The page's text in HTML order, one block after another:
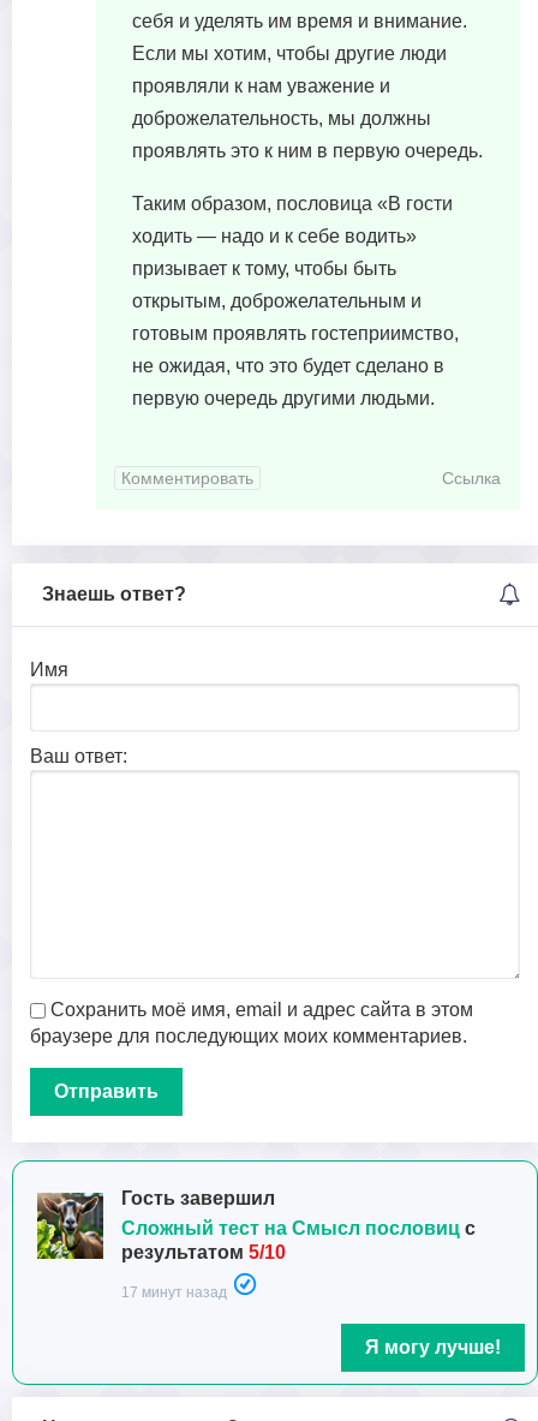
себя и уделять им время и внимание.
Если мы хотим, чтобы другие люди
проявляли к нам уважение и
доброжелательность, мы должны
проявлять это к ним в первую очередь.
Таким образом, пословица «В гости
ходить — надо и к себе водить»
призывает к тому, чтобы быть
открытым, доброжелательным и
готовым проявлять гостеприимство,
не ожидая, что это будет сделано в
первую очередь другими людьми.
Комментировать Ссылка
Знаешь ответ?
Имя
Ваш ответ:
Сохранить моё имя, email и адрес сайта в этом
браузере для последующих моих комментариев.
Гость завершил
Сложный тест на Смысл пословиц с
результатом 5/10
17 минут назад
Я могу лучше!